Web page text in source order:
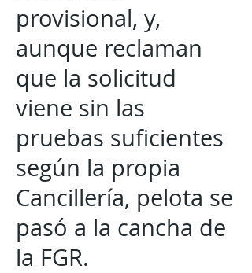
provisional, y,
aunque reclaman
que la solicitud
viene sin las
pruebas suficientes
según la propia
Cancillería, pelota se
pasó a la cancha de
la FGR.